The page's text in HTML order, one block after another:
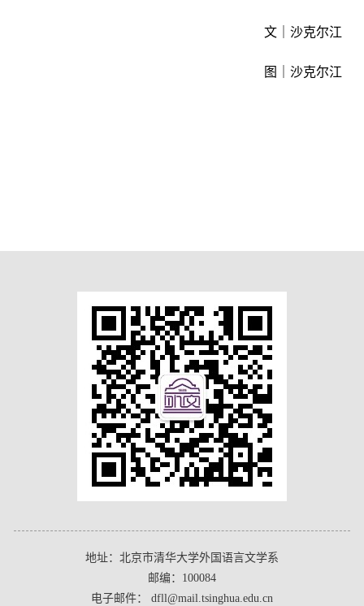
文｜沙克尔江
图｜沙克尔江
地址：北京市清华大学外国语言文学系
邮编：100084
电子邮件： dfll@mail.tsinghua.edu.cn